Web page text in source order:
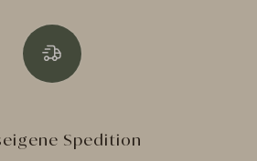
Spedition